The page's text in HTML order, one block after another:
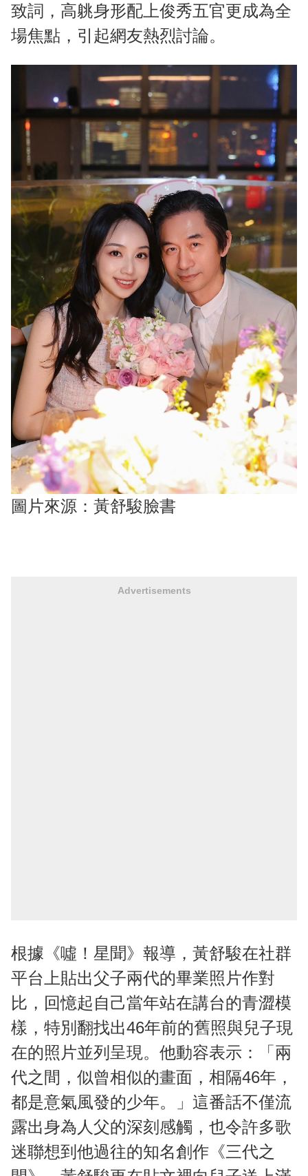
致詞，高䠷身形配上俊秀五官更成為全
場焦點，引起網友熱烈討論。
圖片來源：黃舒駿臉書
Advertisements
根據《噓！星聞》報導，黃舒駿在社群
平台上貼出父子兩代的畢業照片作對
比，回憶起自己當年站在講台的青澀模
樣，特別翻找出46年前的舊照與兒子現
在的照片並列呈現。他動容表示：「兩
代之間，似曾相似的畫面，相隔46年，
都是意氣風發的少年。」這番話不僅流
露出身為人父的深刻感觸，也令許多歌
迷聯想到他過往的知名創作《三代之